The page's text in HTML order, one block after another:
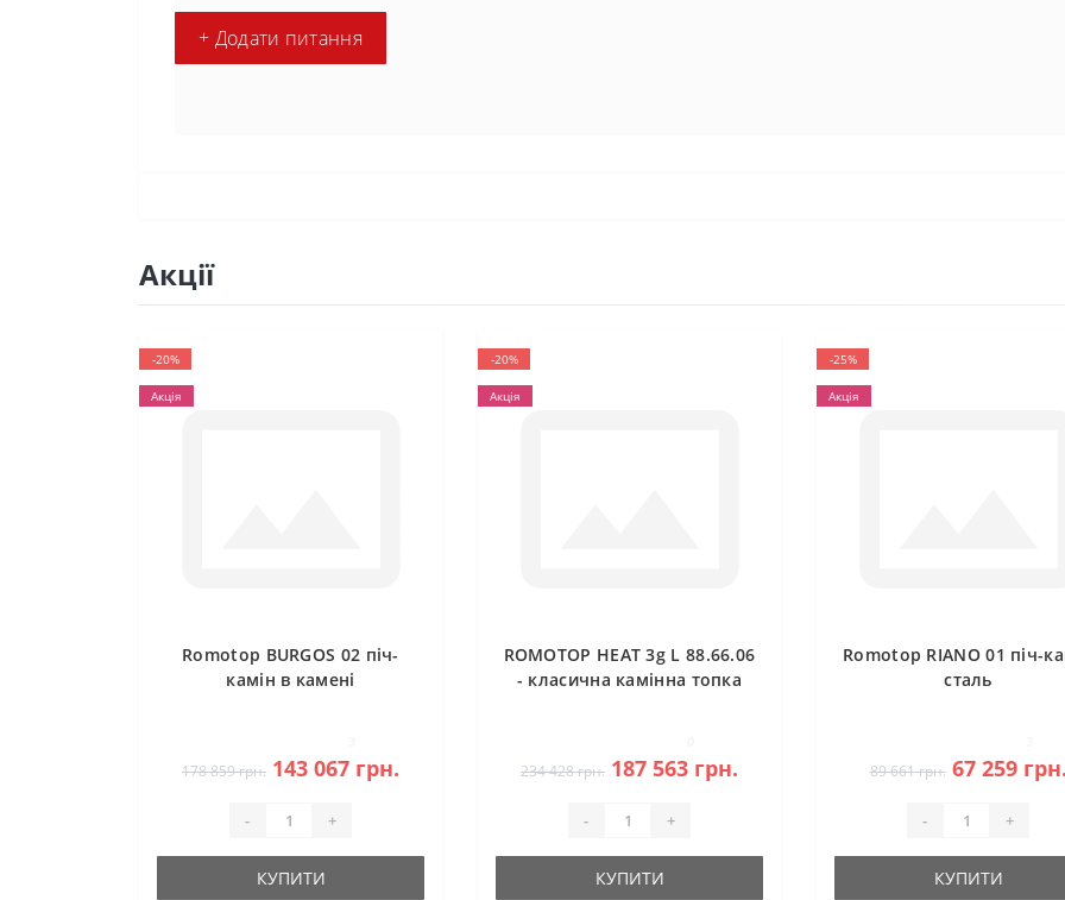
+ Додати питання
Акції
-20%
Акція
Romotop BURGOS 02 піч-
камін в камені
178 859 грн. 143 067 грн.
- +
КУПИТИ
-20%
Акція
ROMOTOP HEAT 3g L 88.66.06
- класична камінна топка
234 428 грн. 187 563 грн.
- +
КУПИТИ
-25%
Акція
Romotop RIANO 01 піч-
сталь
89 661 грн. 67 259 грн.
- +
КУПИТИ